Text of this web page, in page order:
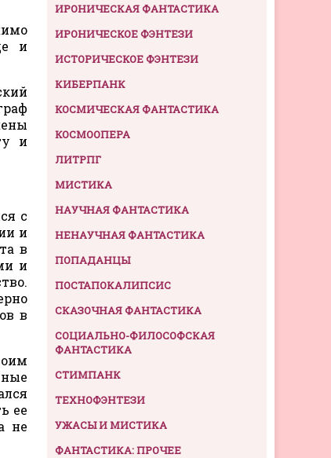
и
и
с
и
в
и
в
ее
не
ИРОНИЧЕСКАЯ ФАНТАСТИКА
ИРОНИЧЕСКОЕ ФЭНТЕЗИ
ИСТОРИЧЕСКОЕ ФЭНТЕЗИ
КИБЕРПАНК
КОСМИЧЕСКАЯ ФАНТАСТИКА
КОСМООПЕРА
ЛИТРПГ
МИСТИКА
НАУЧНАЯ ФАНТАСТИКА
НЕНАУЧНАЯ ФАНТАСТИКА
ПОПАДАНЦЫ
ПОСТАПОКАЛИПСИС
СКАЗОЧНАЯ ФАНТАСТИКА
СОЦИАЛЬНО-ФИЛОСОФСКАЯ
ФАНТАСТИКА
СТИМПАНК
ТЕХНОФЭНТЕЗИ
УЖАСЫ И МИСТИКА
ФАНТАСТИКА: ПРОЧЕЕ